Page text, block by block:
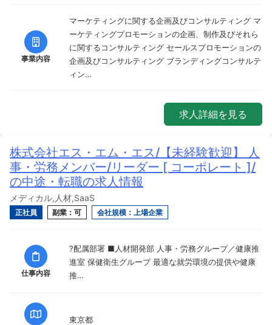
事業内容
マーケティングに関する企画及びコンサルティング マ
ーケティングプロモーションの企画、制作及びそれら
に関するコンサルティング セールスプロモーションの
企画及びコンサルティング ブランディングコンサルテ
ィン…
求人詳細を見る
株式会社エス・エム・エス/【未経験歓迎】 人
事・労務メンバー/リーダー [ コーポレート ]/
の中途・転職の求人情報
メディカル,人材,SaaS
正社員 副業：可 会社規模：上場企業
仕事内容
?配属部署 ■人材開発部 人事・労務グループ／健康推
進室 保健衛生グループ 最適な就労環境の提供や健康
推…
東京都